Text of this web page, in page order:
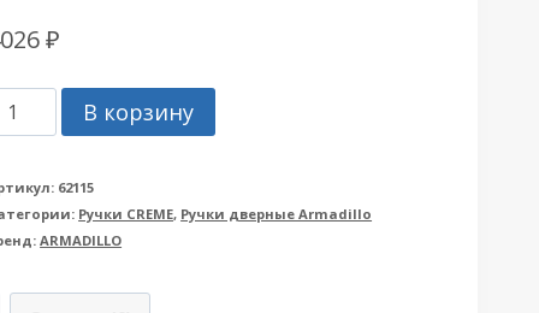
₽
КоличествоВ корзину
62115
Ручки CREME, Ручки дверные Armadillo
ARMADILLO